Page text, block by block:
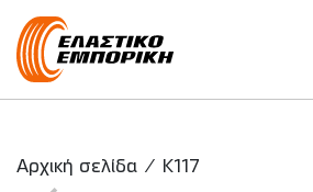
Κύρια πλοήγηση
Αρχική σελίδα / K117